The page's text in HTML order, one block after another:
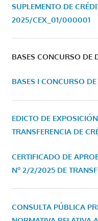
SUPLEMENTO DE
2025/CEX_01/000001
BASES CONCURSO DE
BASES I CONCURSO
EDICTO DE
TRANSFERENCIA DE
CERTIFICADO DE
Nº 2/2/2025 DE
CONSULTA PÚBLICA